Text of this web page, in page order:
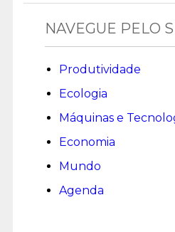
NAVEGUE PELO
Produtividade
Ecologia
Máquinas e
Economia
Mundo
Agenda